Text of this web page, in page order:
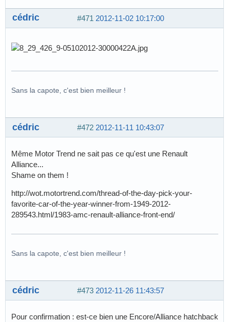
#471 2012-11-02 10:17:00
cédric
Sans la capote, c'est bien meilleur !
#472 2012-11-11 10:43:07
cédric
Même Motor Trend ne sait pas ce qu'est une Renault
Alliance...
Shame on them !
http://wot.motortrend.com/thread-of-the-day-pick-your-
favorite-car-of-the-year-winner-from-1949-2012-
289543.html/1983-amc-renault-alliance-front-end/
Sans la capote, c'est bien meilleur !
#473 2012-11-26 11:43:57
cédric
Pour confirmation : est-ce bien une Encore/Alliance hatchback